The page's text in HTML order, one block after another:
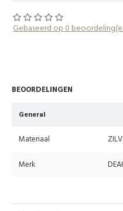
Gebaseerd op 0
BEOORDELINGEN
General
Materiaal
Merk